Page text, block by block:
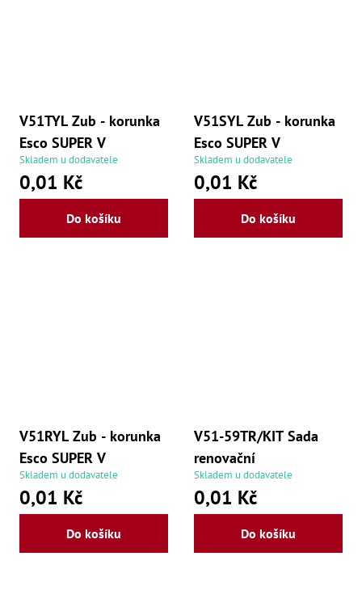
V51TYL Zub - korunka
Esco SUPER V
Skladem u dodavatele
0,01 Kč
Do košíku
V51SYL Zub - korunka
Esco SUPER V
Skladem u dodavatele
0,01 Kč
Do košíku
V51RYL Zub - korunka
Esco SUPER V
Skladem u dodavatele
0,01 Kč
Do košíku
V51-59TR/KIT Sada
renovační
Skladem u dodavatele
0,01 Kč
Do košíku